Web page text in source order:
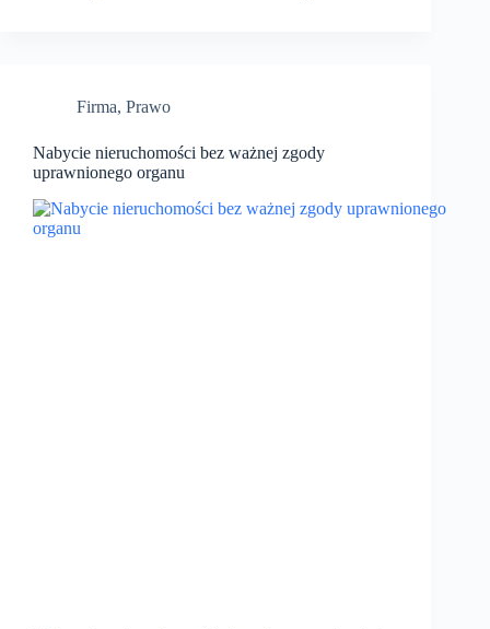
Firma, Prawo
Nabycie nieruchomości bez ważnej zgody
uprawnionego organu